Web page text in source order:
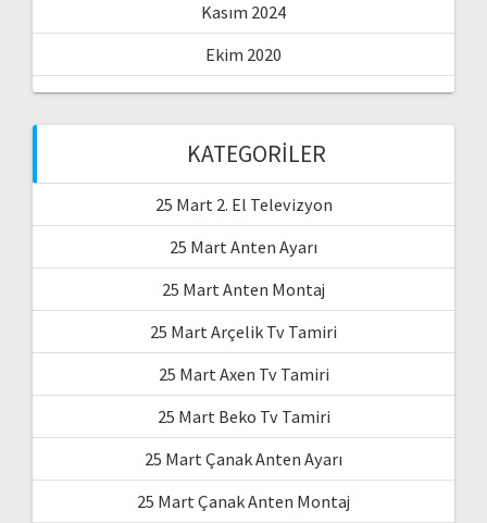
Kasım 2024
Ekim 2020
KATEGORILER
25 Mart 2. El Televizyon
25 Mart Anten Ayarı
25 Mart Anten Montaj
25 Mart Arçelik Tv Tamiri
25 Mart Axen Tv Tamiri
25 Mart Beko Tv Tamiri
25 Mart Çanak Anten Ayarı
25 Mart Çanak Anten Montaj